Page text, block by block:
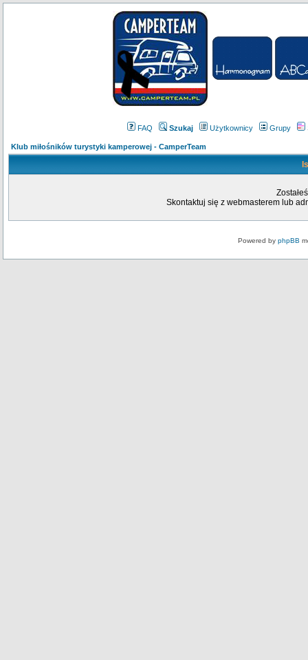
FAQ Szukaj Użytkownicy Grupy
Klub miłośników turystyki kamperowej - CamperTeam
Skontaktuj się z webmasterem lub
Powered by phpBB